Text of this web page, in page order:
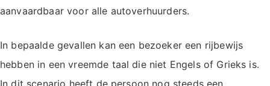
aanvaardbaar voor alle autoverhuurders.
In bepaalde gevallen kan een bezoeker een rijbewijs
hebben in een vreemde taal die niet Engels of Grieks is.